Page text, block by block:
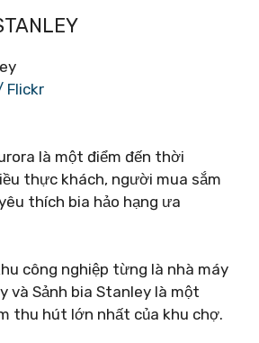
Flickr
là một điểm đến thời
thực khách, người mua sắm
thích bia hảo hạng ưa
công nghiệp từng là nhà máy
và Sảnh bia Stanley là một
thu hút lớn nhất của khu chợ.